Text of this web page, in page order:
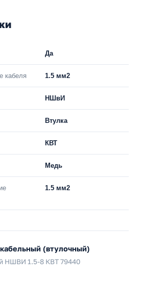
Да
кабеля 1.5 мм2
НШвИ
Втулка
КВТ
Медь
1.5 мм2
(втулочный)
НШВИ 1.5-8 КВТ 79440